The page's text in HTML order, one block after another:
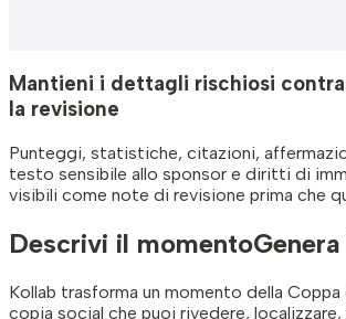
Mantieni i dettagli rischiosi
la revisione
Punteggi, statistiche, citazioni,
testo sensibile allo sponsor e diritti di
visibili come note di revisione prima che
Descrivi il momento
Kollab trasforma un momento della Coppa
copia social che puoi rivedere, localizzare,